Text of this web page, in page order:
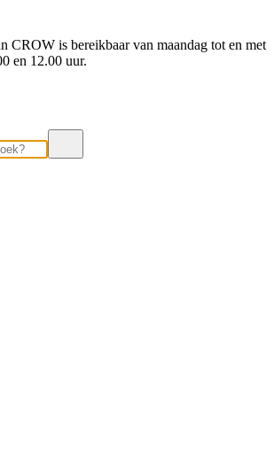
CROW is bereikbaar van maandag tot en met
en 12.00 uur.